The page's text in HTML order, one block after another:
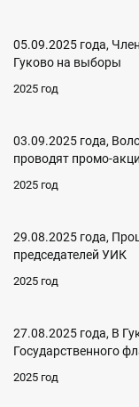
05.09.2025 года,
Гуково на выборы
2025 год
03.09.2025 года,
проводят промо-
2025 год
29.08.2025 года,
председателей УИК
2025 год
27.08.2025 года, В
Государственного
2025 год